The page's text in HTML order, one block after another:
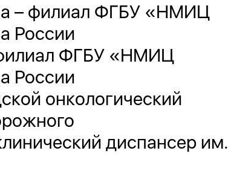
– филиал ФГБУ «НМИЦ
России
ФГБУ «НМИЦ
России
онкологический
диспансер им.